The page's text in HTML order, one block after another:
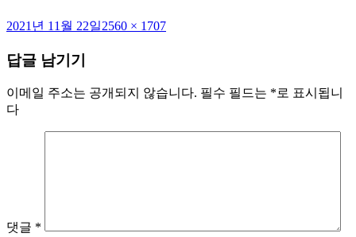
작
일
2021년 11월 22일전
2560 × 1707
답글 남기기
이메일 주소는 공개되지 않습니다. 필수 필드는 *로 표시됩니
다
댓글 *